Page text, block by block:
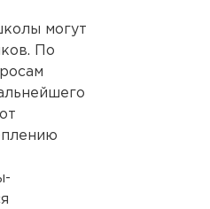
могут
По